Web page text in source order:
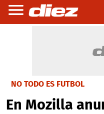
NO TODO ES FUTBOL
En Mozilla